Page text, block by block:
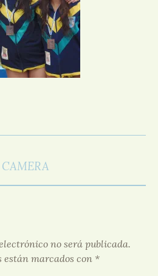
no será publicada.
están marcados con *